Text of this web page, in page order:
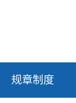
规章制度